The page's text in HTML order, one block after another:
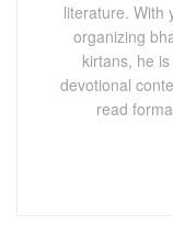
literature. With
organizing
kirtans, he
devotional
read